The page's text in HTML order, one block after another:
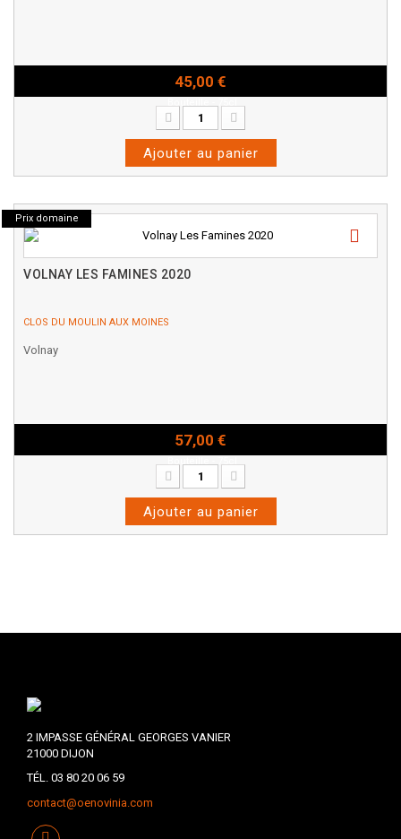
45,00 €
Ajouter au panier
Prix domaine
VOLNAY LES FAMINES 2020
CLOS DU MOULIN AUX MOINES
Volnay
57,00 €
Ajouter au panier
2 IMPASSE GÉNÉRAL GEORGES VANIER
21000 DIJON
TÉL. 03 80 20 06 59
contact@oenovinia.com